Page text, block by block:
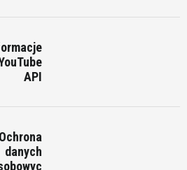
API
Ochrona
danych